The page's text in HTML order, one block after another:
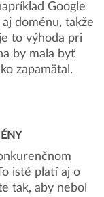
Google
doménu, takže
to výhoda pri
by mala byť
zapamätal.
isté platí aj o
tak, aby nebol